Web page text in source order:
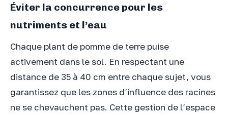
Éviter la concurrence pour les
nutriments et l’eau
Chaque plant de pomme de terre puise
activement dans le sol. En respectant une
distance de 35 à 40 cm entre chaque sujet, vous
garantissez que les zones d’influence des racines
ne se chevauchent pas. Cette gestion de l’espace